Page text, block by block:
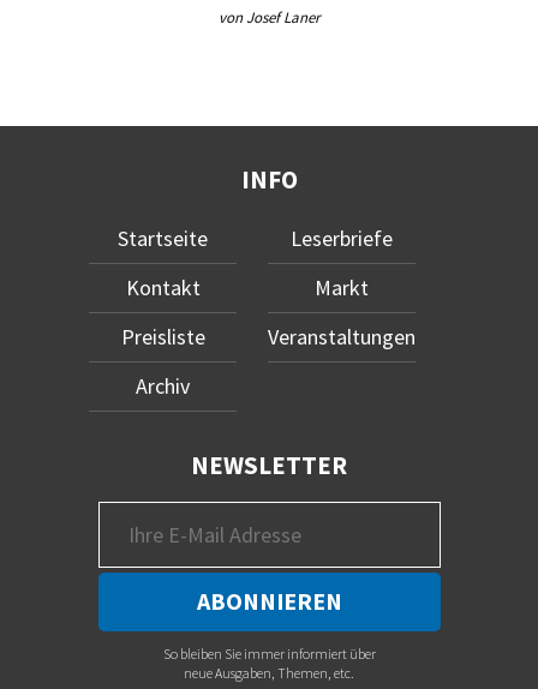
von Josef Laner
INFO
Startseite
Kontakt
Preisliste
Archiv
Leserbriefe
Markt
Veranstaltungen
NEWSLETTER
So bleiben Sie immer informiert über
neue Ausgaben, Themen, etc.